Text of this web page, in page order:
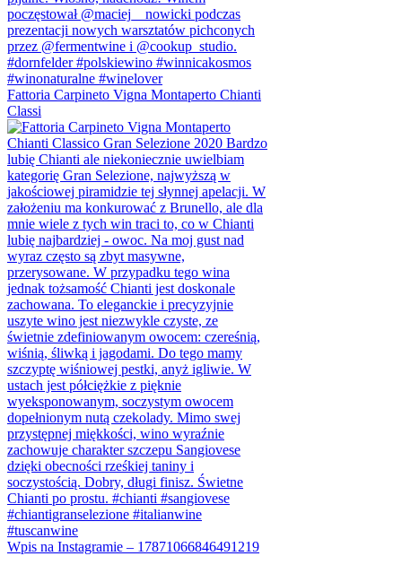
Fattoria Carpineto Vigna Montaperto Chianti
Classi
Wpis na Instagramie – 17871066846491219